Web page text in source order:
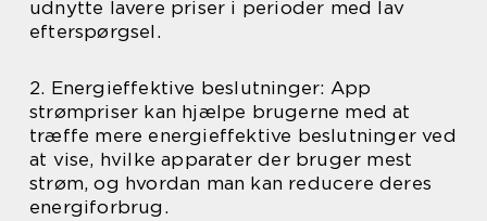
udnytte lavere priser i perioder med lav
efterspørgsel.
2. Energieffektive beslutninger: App
strømpriser kan hjælpe brugerne med at
træffe mere energieffektive beslutninger ved
at vise, hvilke apparater der bruger mest
strøm, og hvordan man kan reducere deres
energiforbrug.